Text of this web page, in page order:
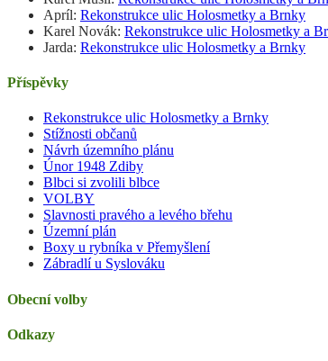
Apríl: Rekonstrukce ulic Holosmetky a Brnky
Karel Novák: Rekonstrukce ulic Holosmetky a
Jarda: Rekonstrukce ulic Holosmetky a Brnky
Příspěvky
Rekonstrukce ulic Holosmetky a Brnky
Stížnosti občanů
Návrh územního plánu
Únor 1948 Zdiby
Blbci si zvolili blbce
VOLBY
Slavnosti pravého a levého břehu
Územní plán
Boxy u rybníka v Přemyšlení
Zábradlí u Syslováku
Obecní volby
Odkazy